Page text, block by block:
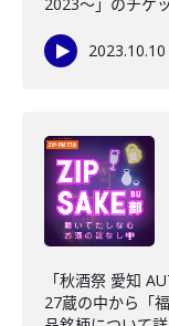
2023.10.10
「秋酒祭 愛知
27蔵の中から「